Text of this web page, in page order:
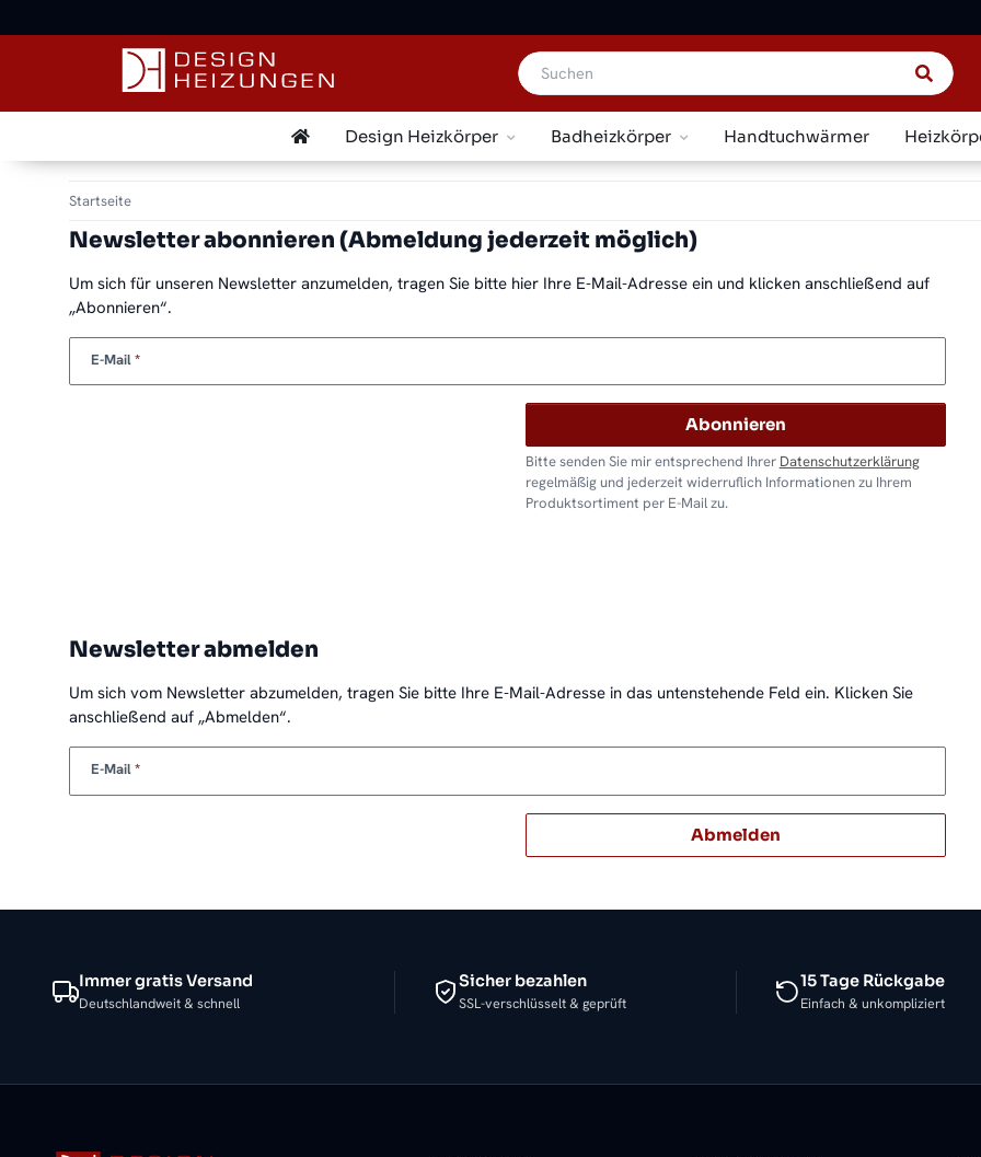
Design Heizkörper Badheizkörper Handtuchwärmer
Startseite
Newsletter abonnieren (Abmeldung jederzeit möglich)
Um sich für unseren Newsletter anzumelden, tragen Sie bitte hier Ihre E-Mail-Adresse ein und klicken anschließend auf
„Abonnieren“.
E-Mail
Abonnieren
Bitte senden Sie mir entsprechend Ihrer Datenschutzerklärung
regelmäßig und jederzeit widerruflich Informationen zu Ihrem
Produktsortiment per E-Mail zu.
Newsletter abmelden
Um sich vom Newsletter abzumelden, tragen Sie bitte Ihre E-Mail-Adresse in das untenstehende Feld ein. Klicken Sie
anschließend auf „Abmelden“.
E-Mail
Abmelden
Immer gratis Versand
Deutschlandweit & schnell
Sicher bezahlen
SSL-verschlüsselt & geprüft
15 Tage Rückgabe
Einfach & unkompliziert